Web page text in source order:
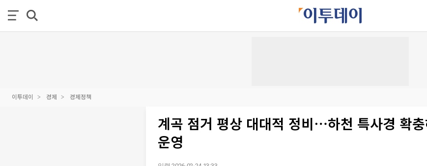
이투데이 경제 경제정책
계곡 점거 평상 대대적 정비⋯하천 특사경 확
운영